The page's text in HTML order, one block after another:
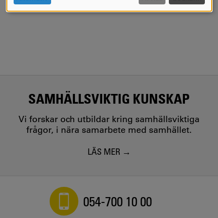
SAMHÄLLSVIKTIG KUNSKAP
Vi forskar och utbildar kring samhällsviktiga
frågor, i nära samarbete med samhället.
LÄS MER
054-700 10 00
COOKIES